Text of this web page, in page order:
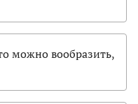
можно вообразить,